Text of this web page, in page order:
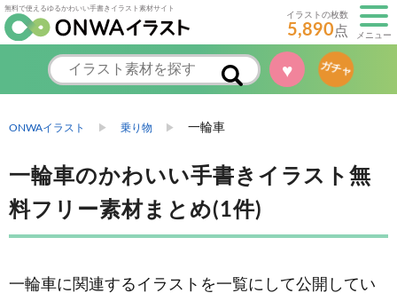
無料で使えるゆるかわいい手書きイラスト素材サイト
イラストの枚数
5,890点 メニュー
♥ ガチャ
ONWAイラスト 乗り物 一輪車
一輪車のかわいい手書きイラスト無
料フリー素材まとめ(1件)
一輪車に関連するイラストを一覧にして公開してい